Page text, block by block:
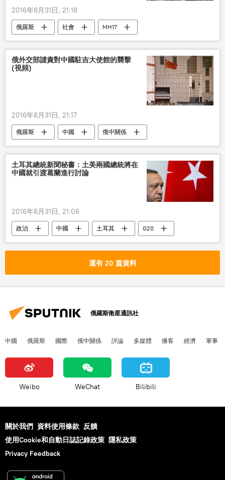
2016年8月31日, 21:18
俄羅斯 社會 MH17
俄外交部譴責對中國駐吉大使館的襲擊
(視頻)
2016年8月31日, 21:17
俄羅斯 中國
俄中關係
吉爾吉斯斯坦
俄外交部
譴責
恐襲
土耳其總統新聞秘書：土美兩國總統將在
中國就引渡葛蘭進行討論
2016年8月31日, 21:06
政治 中國 土耳其 G20
還有 20 篇資料
俄羅斯衛星通訊社
中國 俄羅斯 國際 俄中關係 評論 多媒體 播客 經濟 軍事
Weibo WeChat Bilibili
關於我們 資料使用條款 反饋
使用Cookie和自動日誌記錄政策 隱私政策
Privacy Feedback